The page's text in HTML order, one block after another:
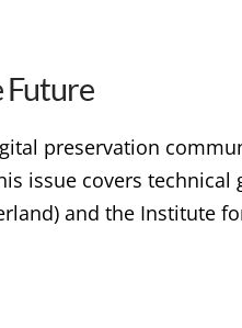
Future
preservation
issue covers
and the Institute